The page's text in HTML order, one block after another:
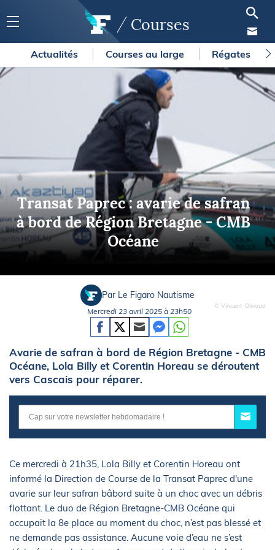
Courses
Actualités Courses au large Régates
Transat Paprec : avarie de safran
à bord de Région Bretagne - CMB
Océane
© Vincent Olivaud
Par Le Figaro Nautisme
Mercredi 23 avril 2025 à 23h50
Avarie de safran à bord de Région Bretagne - CMB
Océane, Lola Billy et Corentin Horeau se déroutent
vers Cascais pour réparer.
Ce mercredi à 21h35, Lola Billy et Corentin Horeau ont
informé la Direction de Course de la Transat Paprec d'une
avarie sur leur safran bâbord suite à un choc avec un débris
flottant. Le duo de Région Bretagne-CMB Océane qui
occupait la 8e place au moment du choc, n’est pas blessé et
ne demande pas assistance. Aucune voie d’eau ne s’est